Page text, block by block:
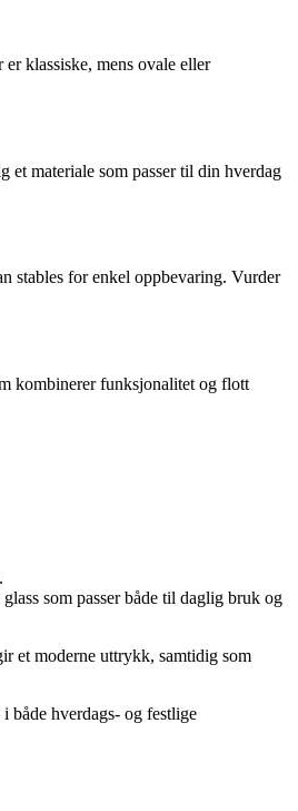
klassiske, mens ovale eller
et materiale som passer til din hverdag
stables for enkel oppbevaring. Vurder
kombinerer funksjonalitet og flott
som passer både til daglig bruk og
et moderne uttrykk, samtidig som
både hverdags- og festlige